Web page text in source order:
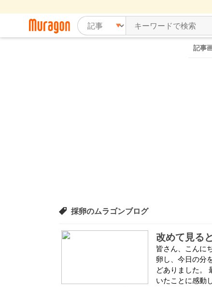
記事
採卵のムラゴンブログ
改めて見る
皆さん、こんに
卵し、今日の分
どありました。
いたことに感動